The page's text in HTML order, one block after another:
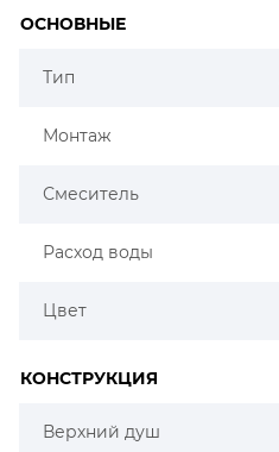
ОСНОВНЫЕ
Тип
Монтаж
Смеситель
Расход воды
Цвет
КОНСТРУКЦИЯ
Верхний душ